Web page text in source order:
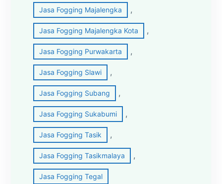
Jasa Fogging Majalengka ,
Jasa Fogging Majalengka Kota ,
Jasa Fogging Purwakarta ,
Jasa Fogging Slawi ,
Jasa Fogging Subang ,
Jasa Fogging Sukabumi ,
Jasa Fogging Tasik ,
Jasa Fogging Tasikmalaya ,
Jasa Fogging Tegal